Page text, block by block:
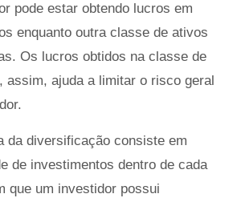
pode estar obtendo lucros em
enquanto outra classe de ativos
Os lucros obtidos na classe de
assim, ajuda a limitar o risco geral
da diversificação consiste em
de investimentos dentro de cada
que um investidor possui